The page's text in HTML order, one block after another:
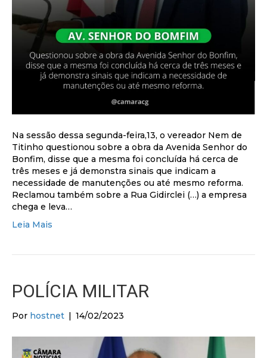
Na sessão dessa segunda-feira,13, o vereador Nem de
Titinho questionou sobre a obra da Avenida Senhor do
Bonfim, disse que a mesma foi concluída há cerca de
três meses e já demonstra sinais que indicam a
necessidade de manutenções ou até mesmo reforma.
Reclamou também sobre a Rua Gidirclei (…) a empresa
chega e leva…
Leia Mais
POLÍCIA MILITAR
Por hostnet | 14/02/2023